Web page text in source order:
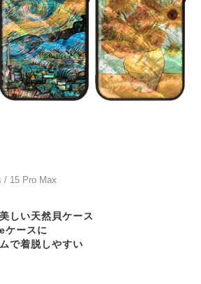
/ 15 Pro Max
しい天然貝ケース
ケースに
で着脱しやすい